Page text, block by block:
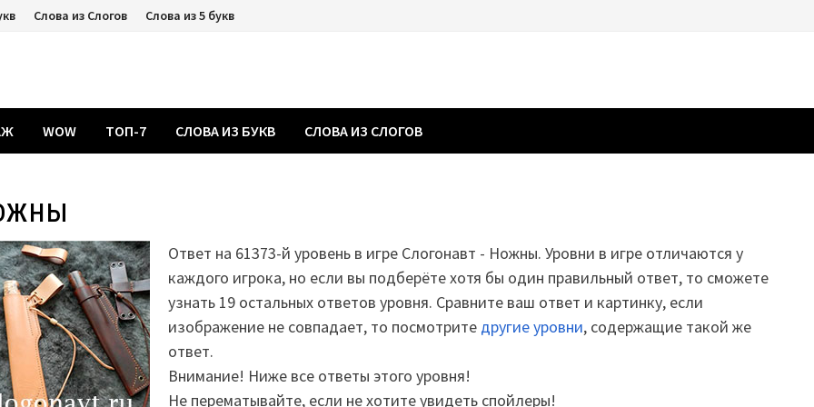
Слова из Слогов Слова из 5 букв
WOW ТОП-7 СЛОВА ИЗ БУКВ СЛОВА ИЗ СЛОГОВ
Ответ на 61373-й уровень в игре Слогонавт - Ножны. Уровни в игре отличаются у
каждого игрока, но если вы подберёте хотя бы один правильный ответ, то сможете
узнать 19 остальных ответов уровня. Сравните ваш ответ и картинку, если
изображение не совпадает, то посмотрите другие уровни, содержащие такой же
ответ.
Внимание! Ниже все ответы этого уровня!
Не перематывайте, если не хотите увидеть спойлеры!